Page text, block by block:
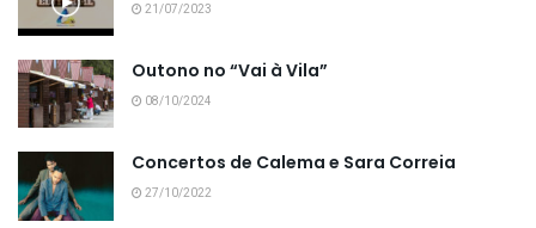
21/07/2023
Outono no “Vai à Vila”
08/10/2024
Concertos de Calema e Sara Correia
27/10/2022